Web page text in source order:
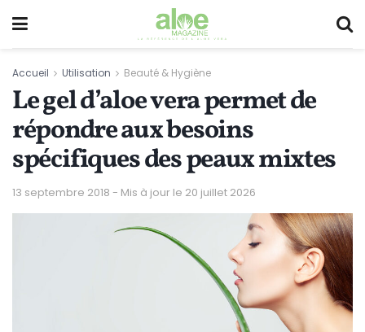
Accueil Utilisation Beauté & Hygiène
Le gel d’aloe vera permet de
répondre aux besoins
spécifiques des peaux mixtes
13 septembre 2018 - Mis à jour le 20 juillet 2026